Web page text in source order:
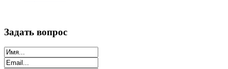
Задать вопрос